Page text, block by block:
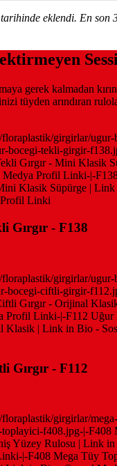
eklendi. En son
gerek kalmadan
tüyden arındıran
girgirlar/ugur-
bocegi-tekli-girgir-
Gırgır - Mini Klasik
Medya Profil Linki-|-
Klasik Süpürge |
Linki
Gırgır - F138
girgirlar/
bocegi-ciftli-girgir-
Gırgır - Orijinal
Profil Linki-|-F112
Klasik | Link in Bio -
Gırgır - F112
girgirlar/
f408.jpg-|-F408
Yüzey Rulosu | Link
|-F408 Mega Tüy